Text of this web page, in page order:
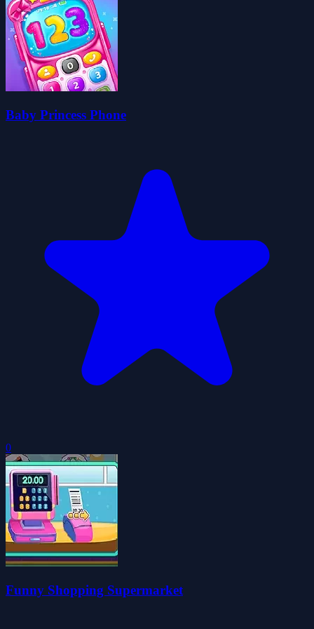
Baby Princess Phone
0
Funny Shopping Supermarket